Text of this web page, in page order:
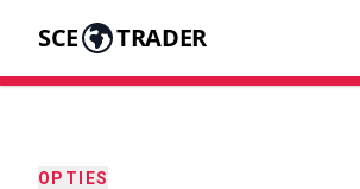
SCE TRADER
OPTIES